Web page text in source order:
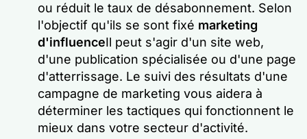
ou réduit le taux de désabonnement. Selon
l'objectif qu'ils se sont fixé marketing
d'influenceIl peut s'agir d'un site web,
d'une publication spécialisée ou d'une page
d'atterrissage. Le suivi des résultats d'une
campagne de marketing vous aidera à
déterminer les tactiques qui fonctionnent le
mieux dans votre secteur d'activité.